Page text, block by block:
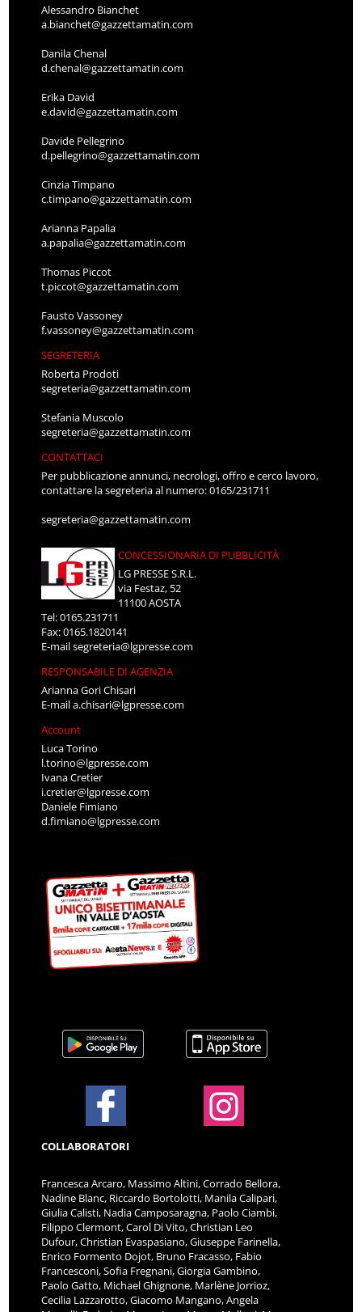
Alessandro Bianchet
a.bianchet@gazzettamatin.com
Danila Chenal
d.chenal@gazzettamatin.com
Erika David
e.david@gazzettamatin.com
Davide Pellegrino
d.pellegrino@gazzettamatin.com
Cinzia Timpano
c.timpano@gazzettamatin.com
Arianna Papalia
a.papalia@gazzettamatin.com
Thomas Piccot
t.piccot@gazzettamatin.com
Fausto Vassoney
f.vassoney@gazzettamatin.com
SEGRETERIA
Roberta Prodoti
segreteria@gazzettamatin.com
Stefania Muscolo
segreteria@gazzettamatin.com
CONTATTACI
Per pubblicazione annunci, necrologi, offro e cerco lavoro,
contattare la segreteria al numero: 0165/231711
segreteria@gazzettamatin.com
CONCESSIONARIA DI PUBBLICITÀ
LG PRESSE S.R.L.
via Festaz, 52
11100 AOSTA
Tel: 0165.231711
Fax: 0165.1820141
E-mailsegreteria@lgpresse.com
RESPONSABILE DI AGENZIA
Arianna Gori Chisari
E-maila.chisari@lgpresse.com
Account
Luca Torino
l.torino@lgpresse.com
Ivana Cretier
i.cretier@lgpresse.com
Daniele Fimiano
d.fimiano@lgpresse.com
COLLABORATORI
Francesca Arcaro, Massimo Altini, Corrado Bellora,
Nadine Blanc, Riccardo Bortolotti, Manila Calipari,
Giulia Calisti, Nadia Camposaragna, Paolo Ciambi,
Filippo Clermont, Carol Di Vito, Christian Leo
Dufour, Christian Evaspasiano, Giuseppe Farinella,
Enrico Formento Dojot, Bruno Fracasso, Fabio
Francesconi, Sofia Fregnani, Giorgia Gambino,
Paolo Gatto, Michael Ghignone, Marlène Jorrioz,
Cecilia Lazzarotto, Giacomo Mangano, Angela